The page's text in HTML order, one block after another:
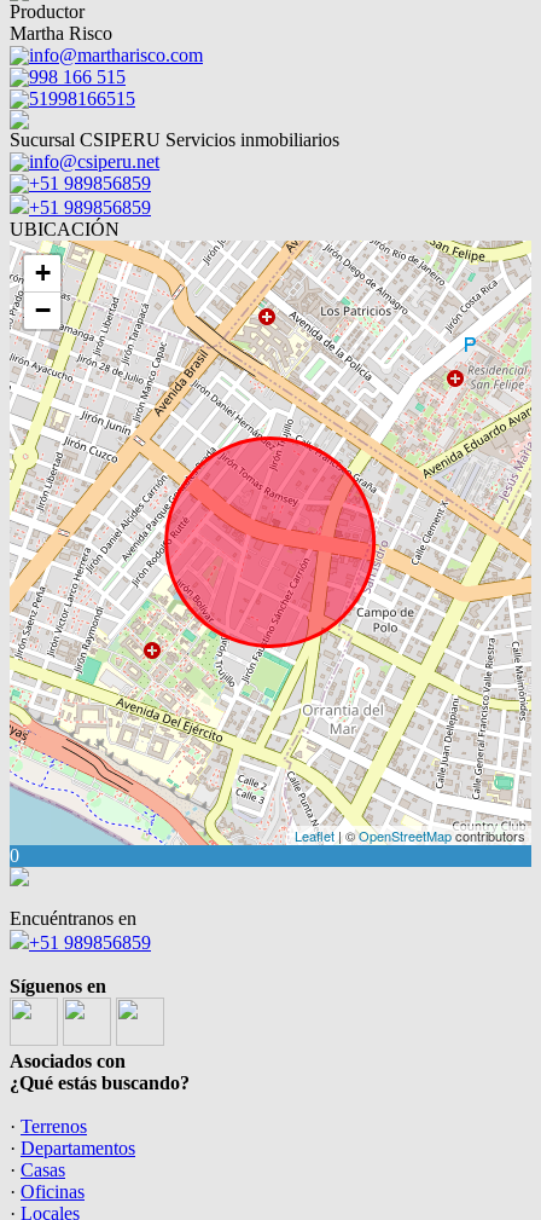
Productor
Martha Risco
info@martharisco.com
998 166 515
51998166515
Sucursal CSIPERU Servicios inmobiliarios
info@csiperu.net
+51 989856859
+51 989856859
UBICACIÓN
+
−
Leaflet| ©OpenStreetMapcontributors
0
Encuéntranos en
+51 989856859
Síguenos en
Asociados con
¿Qué estás buscando?
· Terrenos
· Departamentos
· Casas
· Oficinas
· Locales